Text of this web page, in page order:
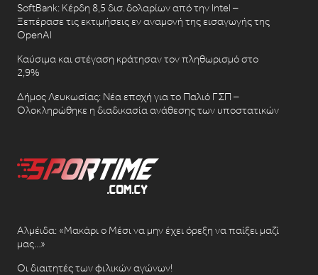
SoftBank: Κέρδη 8,5 δισ. δολαρίων από την Intel –
Ξεπέρασε τις εκτιμήσεις εν αναμονή της εισαγωγής της
OpenAI
Καύσιμα και στέγαση κράτησαν τον πληθωρισμό στο
2,9%
Δήμος Λευκωσίας: Νέα εποχή για το Παλιό ΓΣΠ –
Ολοκληρώθηκε η διαδικασία ανάθεσης των υποστατικών
Αλμέιδα: «Μακάρι ο Μέσι να μην έχει όρεξη να παίξει μαζί
μας…»
Οι διαιτητές των φιλικών αγώνων!